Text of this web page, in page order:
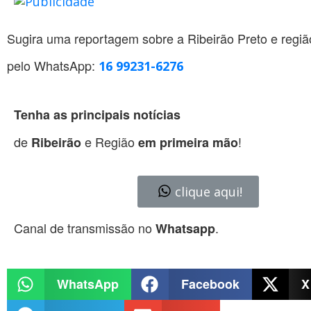
Sugira uma reportagem sobre a Ribeirão Preto e
pelo WhatsApp: 16 99231-6276
Tenha as principais notícias
de Ribeirãoe Região em primeira mão!
clique aqui!
Canal de transmissão no Whatsapp.
WhatsApp Facebook
X